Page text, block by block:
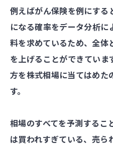
例えばがん保険を例にする
になる確率をデータ分析
料を求めているため、全体
を上げることができていま
方を株式相場に当てはめた
す。
相場のすべてを予測するこ
は買われすぎている、売